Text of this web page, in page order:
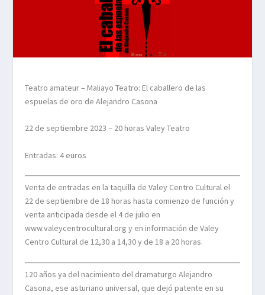
Teatro amateur –Maliayo Teatro:El caballero de las
espuelas de oro de Alejandro Casona
22 de septiembre 2023 – 20 horas Valey Teatro
Entradas: 4 euros
Venta de entradas en la taquilla de Valey Centro Cultural el
22 de septiembre de 18 horas hasta comienzo de función y
venta anticipada desde el 4 de julio en
www.valeycentrocultural.org y en información de Valey
Centro Cultural de 12,30 a 14,30 y de 18 a 20 horas.
120 años ya del nacimiento del dramaturgo Alejandro
Casona, ese asturiano universal, que dejó patente en su